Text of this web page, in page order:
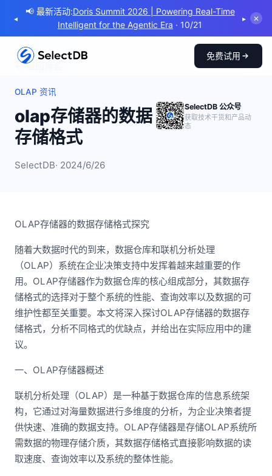
◂
📢 最新活动:Doris Summit 2026 | Powering Real-Time
Intelligent for the Agentic Era · 10/21
▸ ✕
免费试用
← 返回博客
OLAP 资讯
olap存储器的数据
存储格式
SelectDB· 2024/6/26
SelectDB 公众号
获取技术干货和产品动
态
OLAP存储器的数据存储格式探究
随着大数据时代的到来，数据仓库和联机分析处理
（OLAP）系统在企业决策支持中发挥着越来越重要的作
用。OLAP存储器作为数据仓库的核心组成部分，其数据存
储格式的选择对于整个系统的性能、查询效率以及数据的可
维护性都至关重要。本文将深入探讨OLAP存储器的数据存
储格式，分析不同格式的优缺点，并给出在实际应用中的建
议。
一、OLAP存储器概述
联机分析处理（OLAP）是一种基于数据仓库的信息系统架
构，它通过对海量数据进行多维度的分析，为企业决策者提
供快速、准确的数据支持。OLAP存储器是存储OLAP系统所
需数据的物理存储介质，其数据存储格式直接影响数据的读
取速度、查询效率以及系统的整体性能。